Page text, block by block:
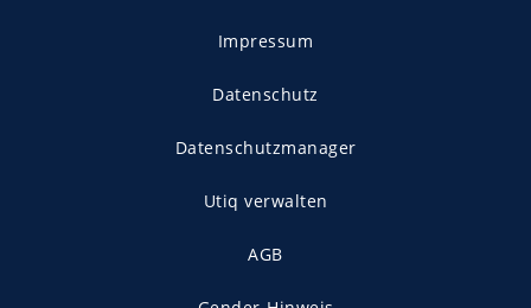
Impressum
Datenschutz
Datenschutzmanager
Utiq verwalten
AGB